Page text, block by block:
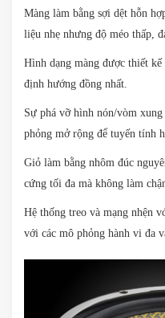
Màng làm bằng sợi dệt hỗn
liệu nhẹ nhưng độ méo thấp,
Hình dạng màng được thiết
định hướng đồng nhất.
Sự phá vỡ hình nón/vòm
phỏng mở rộng để tuyến tính
Giỏ làm bằng nhôm đúc
cứng tối đa mà không làm
Hệ thống treo và mạng nhện
với các mô phỏng hành vi đa